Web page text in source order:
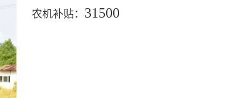
农机补贴： 31500